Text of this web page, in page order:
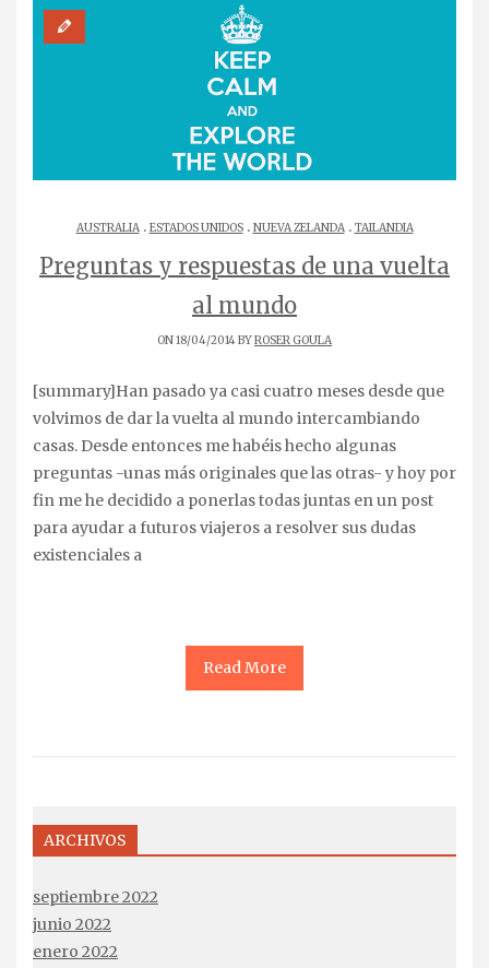
AUSTRALIA. ESTADOS UNIDOS. NUEVA ZELANDA. TAILANDIA
Preguntas y respuestas de una vuelta
al mundo
ON 18/04/2014 BYROSER GOULA
[summary]Han pasado ya casi cuatro meses desde que
volvimos de dar la vuelta al mundo intercambiando
casas. Desde entonces me habéis hecho algunas
preguntas -unas más originales que las otras- y hoy por
fin me he decidido a ponerlas todas juntas en un post
para ayudar a futuros viajeros a resolver sus dudas
existenciales a
Read More
ARCHIVOS
septiembre 2022
junio 2022
enero 2022